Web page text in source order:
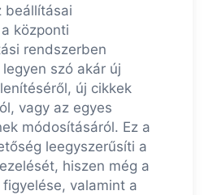
beállításai
központi
rendszerben
szó akár új
új cikkek
vagy az egyes
módosításáról. Ez a
leegyszerűsíti a
hiszen még a
valamint a